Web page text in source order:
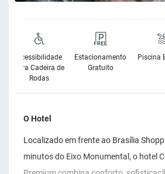
Acessibilidade
para Cadeira de
Rodas
Estacionamento
Gratuito
Piscina
O Hotel
Localizado em frente ao Brasília
minutos do Eixo Monumental, o hotel